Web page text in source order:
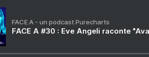
FACE A - un podcast Purecharts
FACE A #30 : Eve Angeli raconte